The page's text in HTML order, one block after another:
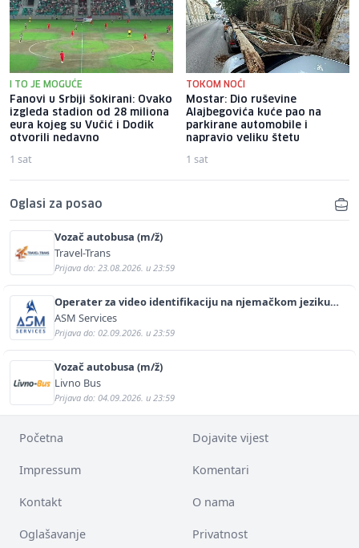
I TO JE MOGUĆE
Fanovi u Srbiji šokirani: Ovako
izgleda stadion od 28 miliona
eura kojeg su Vučić i Dodik
otvorili nedavno
1 sat
TOKOM NOĆI
Mostar: Dio ruševine
Alajbegovića kuće pao na
parkirane automobile i
napravio veliku štetu
1 sat
Oglasi za posao
Vozač autobusa (m/ž)
Travel-Trans
Prijava do: 23.08.2026. u 23:59
Operater za video identifikaciju na njemačkom jeziku
(m/ž)
ASM Services
Prijava do: 02.09.2026. u 23:59
Vozač autobusa (m/ž)
Livno Bus
Prijava do: 04.09.2026. u 23:59
Početna Dojavite vijest
Impressum Komentari
Kontakt O nama
Oglašavanje Privatnost